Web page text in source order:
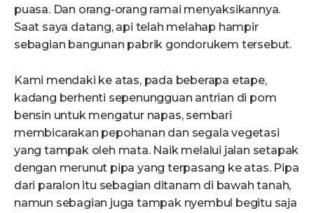
puasa. Dan orang-orang ramai menyaksikannya.
Saat saya datang, api telah melahap hampir
sebagian bangunan pabrik gondorukem tersebut.
Kami mendaki ke atas, pada beberapa etape,
kadang berhenti sepenungguan antrian di pom
bensin untuk mengatur napas, sembari
membicarakan pepohanan dan segala vegetasi
yang tampak oleh mata. Naik melalui jalan setapak
dengan merunut pipa yang terpasang ke atas. Pipa
dari paralon itu sebagian ditanam di bawah tanah,
namun sebagian juga tampak nyembul begitu saja